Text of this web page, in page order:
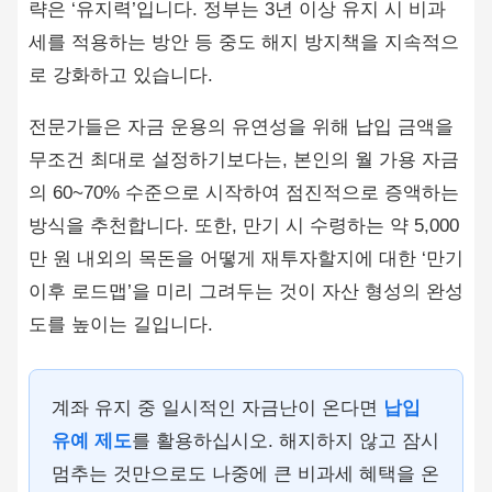
략은 ‘유지력’입니다. 정부는 3년 이상 유지 시 비과
세를 적용하는 방안 등 중도 해지 방지책을 지속적으
로 강화하고 있습니다.
전문가들은 자금 운용의 유연성을 위해 납입 금액을
무조건 최대로 설정하기보다는, 본인의 월 가용 자금
의 60~70% 수준으로 시작하여 점진적으로 증액하는
방식을 추천합니다. 또한, 만기 시 수령하는 약 5,000
만 원 내외의 목돈을 어떻게 재투자할지에 대한 ‘만기
이후 로드맵’을 미리 그려두는 것이 자산 형성의 완성
도를 높이는 길입니다.
계좌 유지 중 일시적인 자금난이 온다면 납입
유예 제도를 활용하십시오. 해지하지 않고 잠시
멈추는 것만으로도 나중에 큰 비과세 혜택을 온